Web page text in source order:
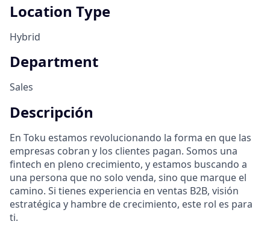
Location Type
Hybrid
Department
Sales
Descripción
En Toku estamos revolucionando la forma en que las
empresas cobran y los clientes pagan. Somos una
fintech en pleno crecimiento, y estamos buscando a
una persona que no solo venda, sino que marque el
camino. Si tienes experiencia en ventas B2B, visión
estratégica y hambre de crecimiento, este rol es para
ti.